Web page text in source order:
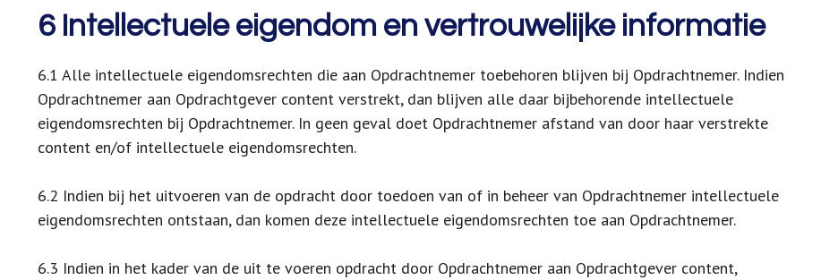
6 Intellectuele eigendom en vertrouwelijke informatie
6.1 Alle intellectuele eigendomsrechten die aan Opdrachtnemer toebehoren blijven bij Opdrachtnemer. Indien
Opdrachtnemer aan Opdrachtgever content verstrekt, dan blijven alle daar bijbehorende intellectuele
eigendomsrechten bij Opdrachtnemer. In geen geval doet Opdrachtnemer afstand van door haar verstrekte
content en/of intellectuele eigendomsrechten.
6.2 Indien bij het uitvoeren van de opdracht door toedoen van of in beheer van Opdrachtnemer intellectuele
eigendomsrechten ontstaan, dan komen deze intellectuele eigendomsrechten toe aan Opdrachtnemer.
6.3 Indien in het kader van de uit te voeren opdracht door Opdrachtnemer aan Opdrachtgever content,